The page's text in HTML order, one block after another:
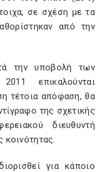
σε σχέση με τα
από την
την υποβολή των
επικαλούνται
τέτοια απόφαση, θα
της σχετικής
διευθυντή
για κάποιο